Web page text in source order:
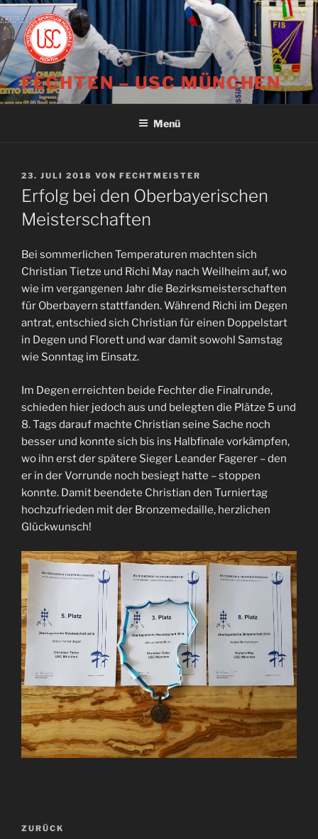
Zum
Inhalt
springen
FECHTEN – USC MÜNCHEN
Menü
VERÖFFENTLICHT
AM
23. JULI 2018 VON FECHTMEISTER
Erfolg bei den Oberbayerischen
Meisterschaften
Bei sommerlichen Temperaturen machten sich
Christian Tietze und Richi May nach Weilheim auf, wo
wie im vergangenen Jahr die Bezirksmeisterschaften
für Oberbayern stattfanden. Während Richi im Degen
antrat, entschied sich Christian für einen Doppelstart
in Degen und Florett und war damit sowohl Samstag
wie Sonntag im Einsatz.
Im Degen erreichten beide Fechter die Finalrunde,
schieden hier jedoch aus und belegten die Plätze 5 und
8. Tags darauf machte Christian seine Sache noch
besser und konnte sich bis ins Halbfinale vorkämpfen,
wo ihn erst der spätere Sieger Leander Fagerer – den
er in der Vorrunde noch besiegt hatte – stoppen
konnte. Damit beendete Christian den Turniertag
hochzufrieden mit der Bronzemedaille, herzlichen
Glückwunsch!
Beitragsnavigation
Vorheriger
ZURÜCK